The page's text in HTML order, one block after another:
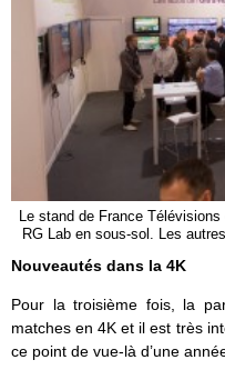
Le stand de France
RG Lab en sous-sol. Les
Nouveautés dans la 4K
Pour la troisième fois, la
matches en 4K et il est très
ce point de vue-là d’une